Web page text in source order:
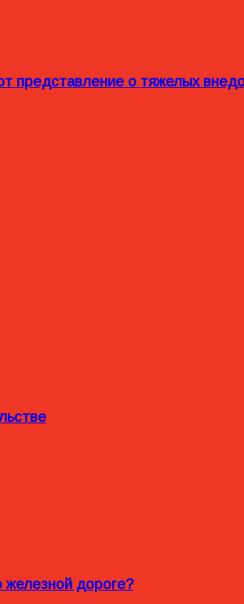
представление о тяжелых
железной дороге?